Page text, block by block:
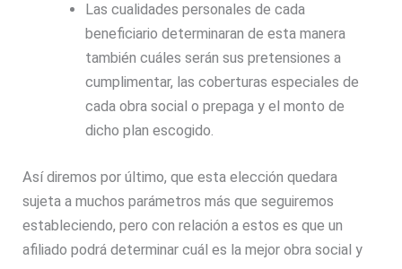
Las cualidades personales de cada
beneficiario determinaran de esta manera
también cuáles serán sus pretensiones a
cumplimentar, las coberturas especiales de
cada obra social o prepaga y el monto de
dicho plan escogido.
Así diremos por último, que esta elección quedara
sujeta a muchos parámetros más que seguiremos
estableciendo, pero con relación a estos es que un
afiliado podrá determinar cuál es la mejor obra social y